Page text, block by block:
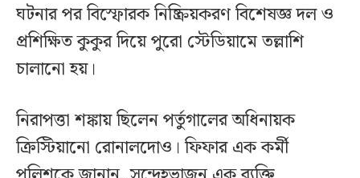
ঘটনার পর বিস্ফোরক নিষ্ক্রিয়করণ বিশেষজ্ঞ দল ও
প্রশিক্ষিত কুকুর দিয়ে পুরো স্টেডিয়ামে তল্লাশি
চালানো হয়।
নিরাপত্তা শঙ্কায় ছিলেন পর্তুগালের অধিনায়ক
ক্রিস্টিয়ানো রোনালদোও। ফিফার এক কর্মী